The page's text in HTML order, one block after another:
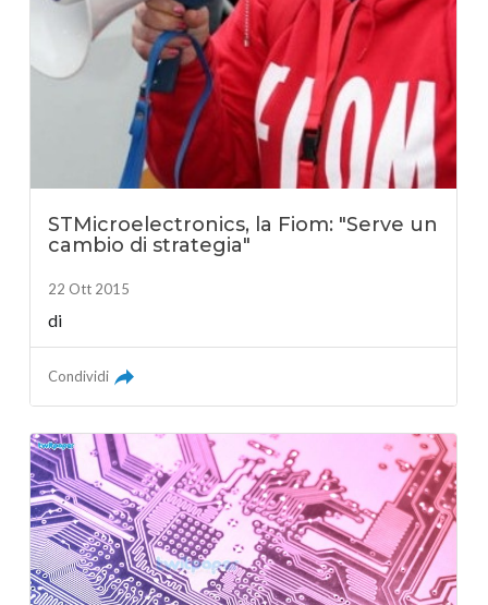
STMicroelectronics, la Fiom: "Serve un
cambio di strategia"
22 Ott 2015
di
Condividi